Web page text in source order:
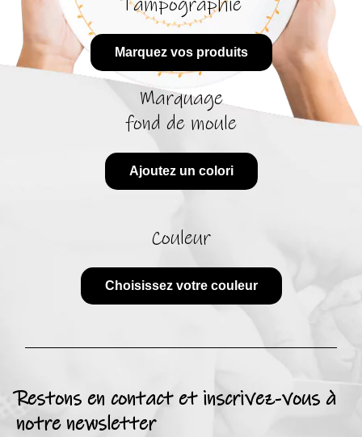
Marquez vos produits
Marquage
fond de moule
Ajoutez un colori
Couleur
Choisissez votre couleur
Restons en contact et inscrivez-vous à
notre newsletter